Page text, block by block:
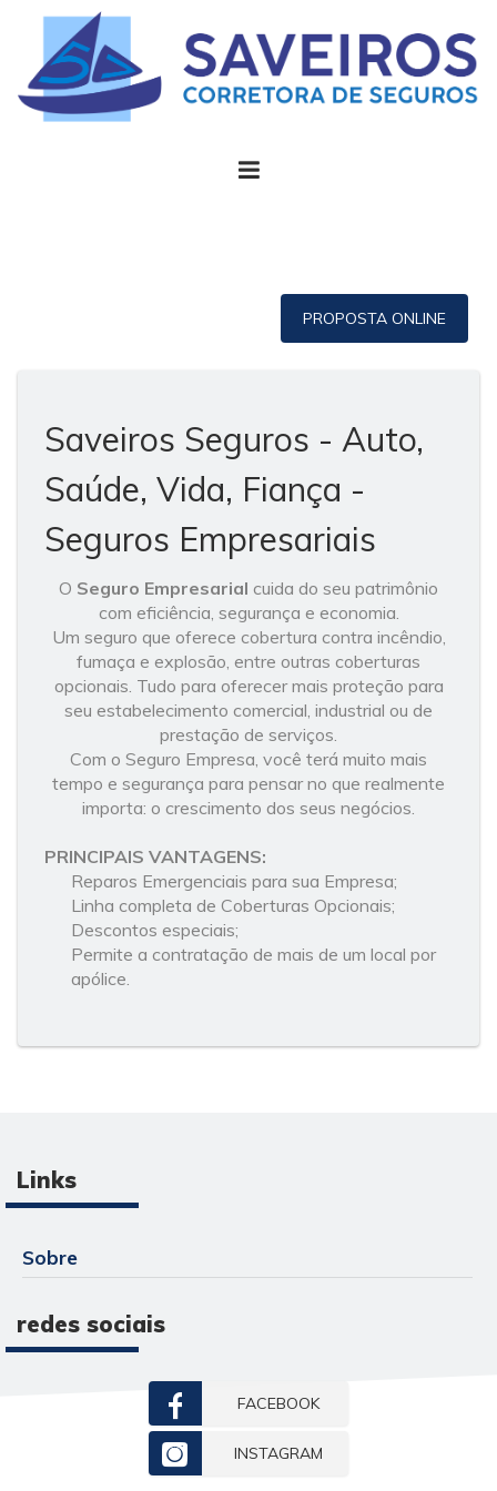
PROPOSTA ONLINE
Saveiros Seguros - Auto,
Saúde, Vida, Fiança -
Seguros Empresariais
O Seguro Empresarial cuida do seu patrimônio
com eficiência, segurança e economia.
Um seguro que oferece cobertura contra incêndio,
fumaça e explosão, entre outras coberturas
opcionais. Tudo para oferecer mais proteção para
seu estabelecimento comercial, industrial ou de
prestação de serviços.
Com o Seguro Empresa, você terá muito mais
tempo e segurança para pensar no que realmente
importa: o crescimento dos seus negócios.
PRINCIPAIS VANTAGENS:
Reparos Emergenciais para sua Empresa;
Linha completa de Coberturas Opcionais;
Descontos especiais;
Permite a contratação de mais de um local por
apólice.
Links
Sobre
redes sociais
FACEBOOK
INSTAGRAM